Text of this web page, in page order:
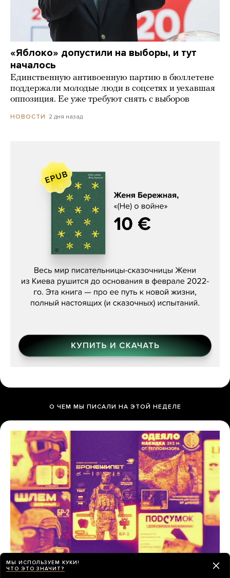
«Яблоко» допустили на выборы, и тут
началось
Единственную антивоенную партию в бюллетене
поддержали молодые люди в соцсетях и уехавшая
оппозиция. Ее уже требуют снять с выборов
НОВОСТИ 2 дня назад
Женя Бережная, «(Не) о войне»
О ЧЕМ МЫ ПИСАЛИ НА ЭТОЙ НЕДЕЛЕ
МЫ ИСПОЛЬЗУЕМ КУКИ!
ЧТО ЭТО ЗНАЧИТ?